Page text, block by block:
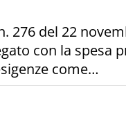
276 del 22
con la
come…